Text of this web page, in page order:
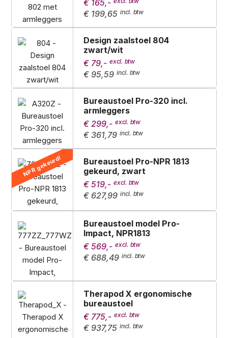
€ 165,-
€ 199,65
Design zaalstoel 804
zwart/wit
€ 79,-
€ 95,59
Bureaustoel Pro-320 incl.
armleggers
€ 299,-
€ 361,79
NPR gekeurd!
Bureaustoel Pro-NPR 1813
gekeurd, zwart
€ 519,-
€ 627,99
Bureaustoel model Pro-
Impact, NPR1813
€ 569,-
€ 688,49
Therapod X ergonomische
bureaustoel
€ 775,-
€ 937,75